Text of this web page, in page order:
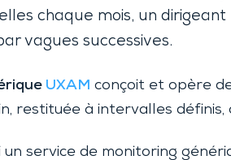
chaque mois, un
vagues successives.
UXAM conçoit et opère
restituée à intervalles
service de monitoring